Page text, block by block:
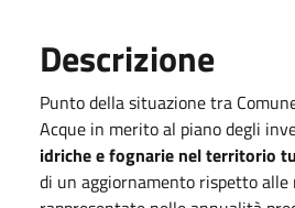
Descrizione
Punto della situazione tra
Acque in merito al piano degli
idriche e fognarie nel territorio
di un aggiornamento rispetto alle